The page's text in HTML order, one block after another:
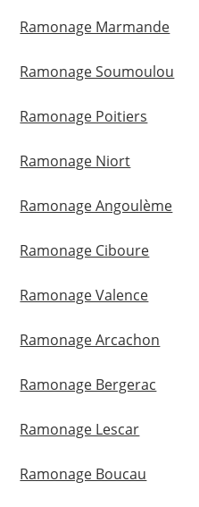
Ramonage Marmande
Ramonage Soumoulou
Ramonage Poitiers
Ramonage Niort
Ramonage Angoulème
Ramonage Ciboure
Ramonage Valence
Ramonage Arcachon
Ramonage Bergerac
Ramonage Lescar
Ramonage Boucau